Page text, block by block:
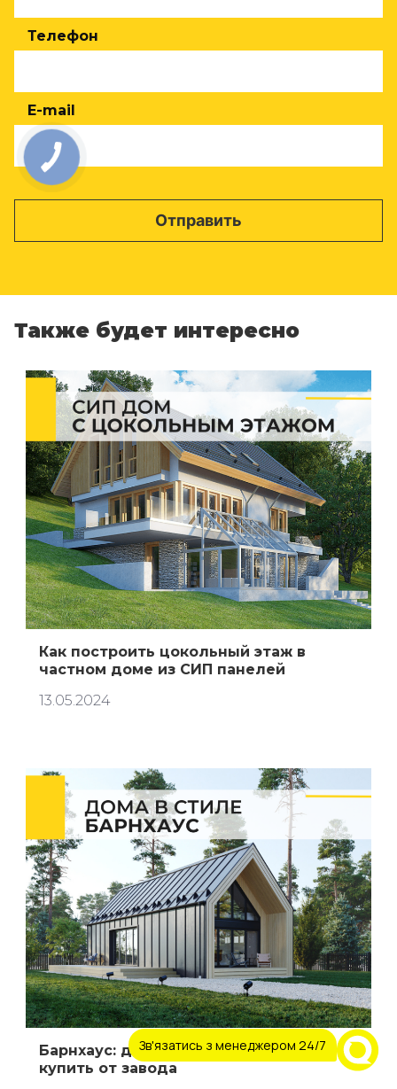
Телефон
E-mail
Также будет интересно
Как построить цокольный этаж в
частном доме из СИП панелей
13.05.2024
Барнхаус: дом в амбарном стиле
купить от завода
Зв'язатись з менеджером 24/7